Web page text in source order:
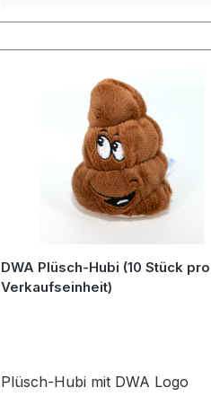
DWA Plüsch-Hubi (10 Stück pro
Verkaufseinheit)
Plüsch-Hubi mit DWA Logo